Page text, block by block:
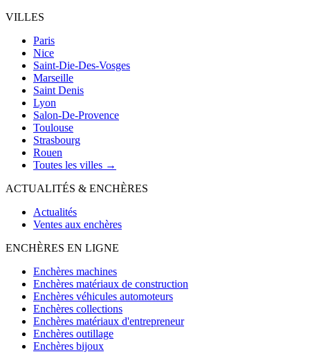
VILLES
Paris
Nice
Saint-Die-Des-Vosges
Marseille
Saint Denis
Lyon
Salon-De-Provence
Toulouse
Strasbourg
Rouen
Toutes les villes →
ACTUALITÉS & ENCHÈRES
Actualités
Ventes aux enchères
ENCHÈRES EN LIGNE
Enchères machines
Enchères matériaux de construction
Enchères véhicules automoteurs
Enchères collections
Enchères matériaux d'entrepreneur
Enchères outillage
Enchères bijoux